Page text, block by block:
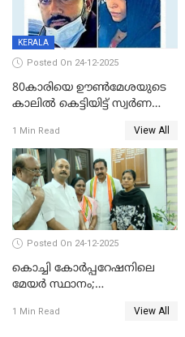
KERALA
Posted On 24-12-2025
80കാരിയെ ഊൺമേശയുടെ
കാലിൽ കെട്ടിയിട്ട് സ്വർണവും
കൊച്ചുമകനും സുഹൃത്തും
അറസ്റ്റിൽ
1 Min Read View All
Posted On 24-12-2025
കൊച്ചി കോര്‍പ്പറേഷനിലെ
മേയര്‍ സ്ഥാനം;
രൂക്ഷം
1 Min Read View All